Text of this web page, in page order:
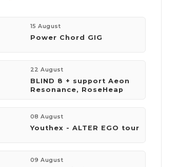
76
firma:
telefon:
15 August
Power Chord GIG
22 August
BLIND 8 + support Aeon
Resonance, RoseHeap
08 August
Youthex - ALTER EGO tour
09 August